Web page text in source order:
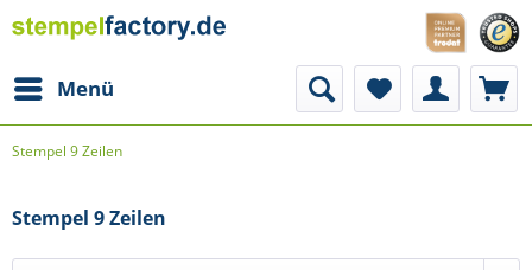
Menü
Stempel 9 Zeilen
Stempel 9 Zeilen